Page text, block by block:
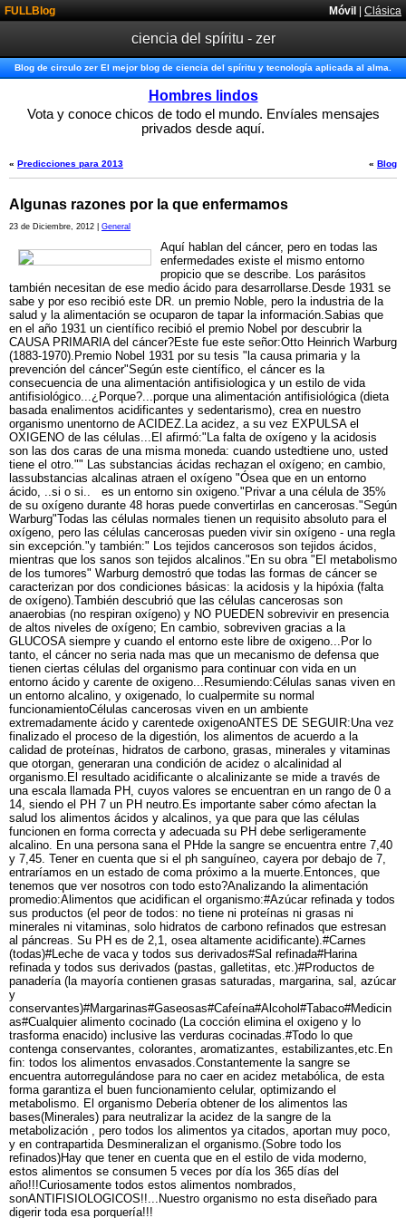
Móvil | Clásica
FULLBlog
ciencia del spíritu - zer
Blog de circulo zer El mejor blog de ciencia del spíritu y tecnología aplicada al alma.
Hombres lindos
Vota y conoce chicos de todo el mundo. Envíales mensajes
privados desde aquí.
« Blog
« Predicciones para 2013
Algunas razones por la que enfermamos
23 de Diciembre, 2012 | General
Aquí hablan del cáncer, pero en todas las
enfermedades existe el mismo entorno
propicio que se describe. Los parásitos
también necesitan de ese medio ácido para desarrollarse.Desde 1931 se
sabe y por eso recibió este DR. un premio Noble, pero la industria de la
salud y la alimentación se ocuparon de tapar la información.Sabias que
en el año 1931 un científico recibió el premio Nobel por descubrir la
CAUSA PRIMARIA del cáncer?Este fue este señor:Otto Heinrich Warburg
(1883-1970).Premio Nobel 1931 por su tesis "la causa primaria y la
prevención del cáncer"Según este científico, el cáncer es la
consecuencia de una alimentación antifisiologica y un estilo de vida
antifisiológico...¿Porque?...porque una alimentación antifisiológica (dieta
basada enalimentos acidificantes y sedentarismo), crea en nuestro
organismo unentorno de ACIDEZ.La acidez, a su vez EXPULSA el
OXIGENO de las células...El afirmó:"La falta de oxígeno y la acidosis
son las dos caras de una misma moneda: cuando ustedtiene uno, usted
tiene el otro."" Las substancias ácidas rechazan el oxígeno; en cambio,
lassubstancias alcalinas atraen el oxígeno "Ósea que en un entorno
ácido, ..si o si.. es un entorno sin oxigeno."Privar a una célula de 35%
de su oxígeno durante 48 horas puede convertirlas en cancerosas."Según
Warburg"Todas las células normales tienen un requisito absoluto para el
oxígeno, pero las células cancerosas pueden vivir sin oxígeno - una regla
sin excepción."y también:" Los tejidos cancerosos son tejidos ácidos,
mientras que los sanos son tejidos alcalinos."En su obra "El metabolismo
de los tumores" Warburg demostró que todas las formas de cáncer se
caracterizan por dos condiciones básicas: la acidosis y la hipóxia (falta
de oxígeno).También descubrió que las células cancerosas son
anaerobias (no respiran oxígeno) y NO PUEDEN sobrevivir en presencia
de altos niveles de oxígeno; En cambio, sobreviven gracias a la
GLUCOSA siempre y cuando el entorno este libre de oxigeno...Por lo
tanto, el cáncer no seria nada mas que un mecanismo de defensa que
tienen ciertas células del organismo para continuar con vida en un
entorno ácido y carente de oxigeno...Resumiendo:Células sanas viven en
un entorno alcalino, y oxigenado, lo cualpermite su normal
funcionamientoCélulas cancerosas viven en un ambiente
extremadamente ácido y carentede oxigenoANTES DE SEGUIR:Una vez
finalizado el proceso de la digestión, los alimentos de acuerdo a la
calidad de proteínas, hidratos de carbono, grasas, minerales y vitaminas
que otorgan, generaran una condición de acidez o alcalinidad al
organismo.El resultado acidificante o alcalinizante se mide a través de
una escala llamada PH, cuyos valores se encuentran en un rango de 0 a
14, siendo el PH 7 un PH neutro.Es importante saber cómo afectan la
salud los alimentos ácidos y alcalinos, ya que para que las células
funcionen en forma correcta y adecuada su PH debe serligeramente
alcalino. En una persona sana el PHde la sangre se encuentra entre 7,40
y 7,45. Tener en cuenta que si el ph sanguíneo, cayera por debajo de 7,
entraríamos en un estado de coma próximo a la muerte.Entonces, que
tenemos que ver nosotros con todo esto?Analizando la alimentación
promedio:Alimentos que acidifican el organismo:#Azúcar refinada y todos
sus productos (el peor de todos: no tiene ni proteínas ni grasas ni
minerales ni vitaminas, solo hidratos de carbono refinados que estresan
al páncreas. Su PH es de 2,1, osea altamente acidificante).#Carnes
(todas)#Leche de vaca y todos sus derivados#Sal refinada#Harina
refinada y todos sus derivados (pastas, galletitas, etc.)#Productos de
panadería (la mayoría contienen grasas saturadas, margarina, sal, azúcar
y
conservantes)#Margarinas#Gaseosas#Cafeína#Alcohol#Tabaco#Medicin
as#Cualquier alimento cocinado (La cocción elimina el oxigeno y lo
trasforma enacido) inclusive las verduras cocinadas.#Todo lo que
contenga conservantes, colorantes, aromatizantes, estabilizantes,etc.En
fin: todos los alimentos envasados.Constantemente la sangre se
encuentra autorregulándose para no caer en acidez metabólica, de esta
forma garantiza el buen funcionamiento celular, optimizando el
metabolismo. El organismo Debería obtener de los alimentos las
bases(Minerales) para neutralizar la acidez de la sangre de la
metabolización , pero todos los alimentos ya citados, aportan muy poco,
y en contrapartida Desmineralizan el organismo.(Sobre todo los
refinados)Hay que tener en cuenta que en el estilo de vida moderno,
estos alimentos se consumen 5 veces por día los 365 días del
año!!!Curiosamente todos estos alimentos nombrados,
sonANTIFISIOLOGICOS!!...Nuestro organismo no esta diseñado para
digerir toda esa porquería!!!